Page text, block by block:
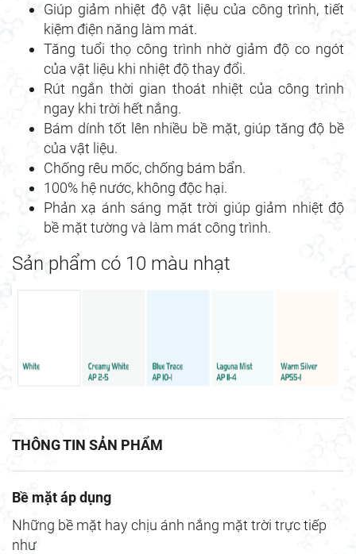
Giúp giảm nhiệt độ vật liệu của công trình, tiết
kiệm điện năng làm mát.
Tăng tuổi thọ công trình nhờ giảm độ co ngót
của vật liệu khi nhiệt độ thay đổi.
Rút ngắn thời gian thoát nhiệt của công trình
ngay khi trời hết nắng.
Bám dính tốt lên nhiều bề mặt, giúp tăng độ bề
của vật liệu.
Chống rêu mốc, chống bám bẩn.
100% hệ nước, không độc hại.
Phản xạ ánh sáng mặt trời giúp giảm nhiệt độ
bề mặt tường và làm mát công trình.
Sản phẩm có 10 màu nhạt
THÔNG TIN SẢN PHẨM
Bề mặt áp dụng
Những bề mặt hay chịu ánh nắng mặt trời trực tiếp
như